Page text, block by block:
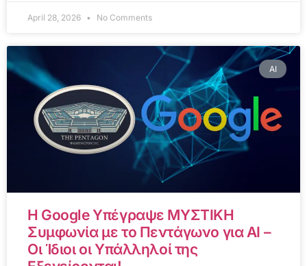
April 28, 2026 No Comments
AI
Η Google Υπέγραψε ΜΥΣΤΙΚΗ
Συμφωνία με το Πεντάγωνο για AI –
Οι Ίδιοι οι Υπάλληλοί της